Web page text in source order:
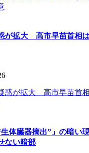
が拡大 高市早苗首相
生体臓器摘出”」の暗い
ない暗部